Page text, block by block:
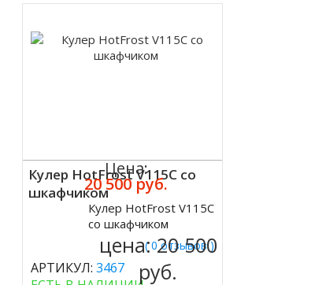
Кулер HotFrost V115C со
шкафчиком
( 0 отзывов )
АРТИКУЛ: 3467
Цена:
20 500 руб.
Кулер HotFrost V115C
со шкафчиком
цена:20 500
руб.